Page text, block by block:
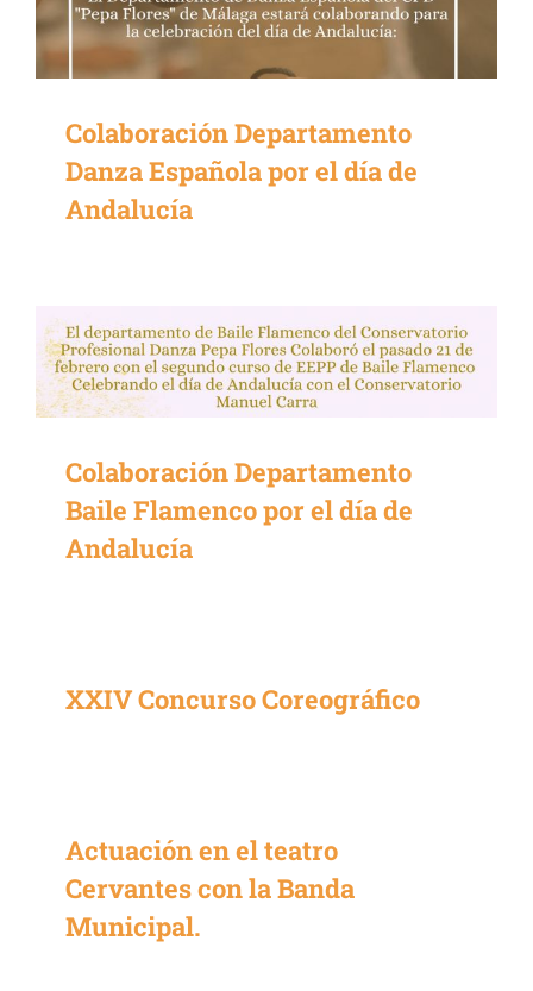
Colaboración Departamento
Danza Española por el día de
Andalucía
Colaboración Departamento
Baile Flamenco por el día de
Andalucía
XXIV Concurso Coreográfico
Actuación en el teatro
Cervantes con la Banda
Municipal.